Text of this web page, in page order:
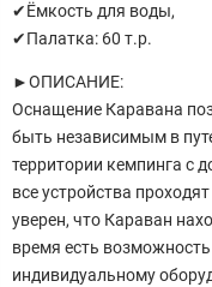
✔Ёмкость для воды,
✔Палатка: 60 т.р.
►ОПИСАНИЕ:
Оснащение Каравана
быть независимым в
территории кемпинга с
все устройства
уверен, что Караван
время есть
индивидуальному